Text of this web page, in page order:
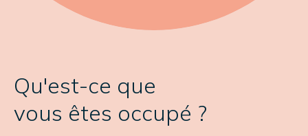
Qu'est-ce que
vous êtes occupé ?